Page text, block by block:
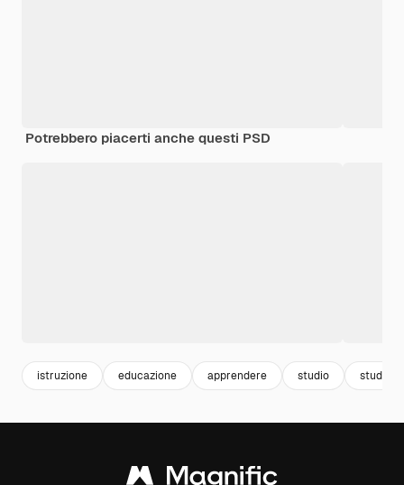
Potrebbero piacerti anche questi PSD
istruzione educazione apprendere studio study